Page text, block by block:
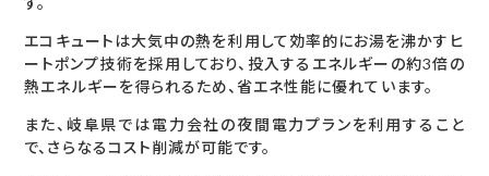
エコキュートは大気中の熱を利用して効率的にお湯を沸かすヒ
ートポンプ技術を採用しており、投入するエネルギーの約3倍の
熱エネルギーを得られるため、省エネ性能に優れています。
また、岐阜県では電力会社の夜間電力プランを利用すること
で、さらなるコスト削減が可能です。